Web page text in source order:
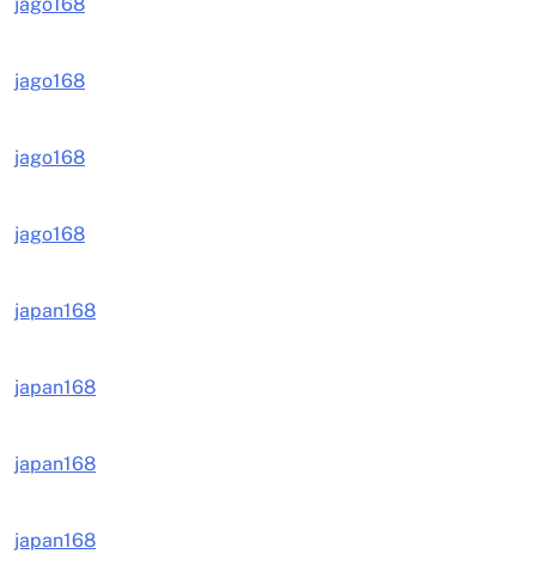
jago168
jago168
jago168
japan168
japan168
japan168
japan168